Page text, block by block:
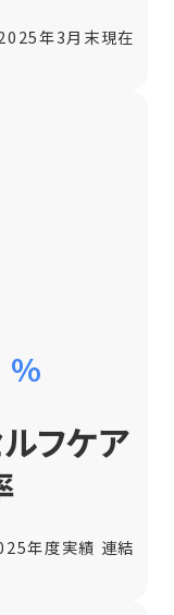
年3月末現在
%
フケア
年度実績 連結